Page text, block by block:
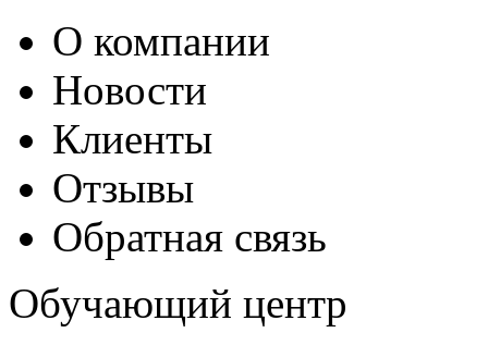
О компании
Новости
Клиенты
Отзывы
Обратная связь
Обучающий центр